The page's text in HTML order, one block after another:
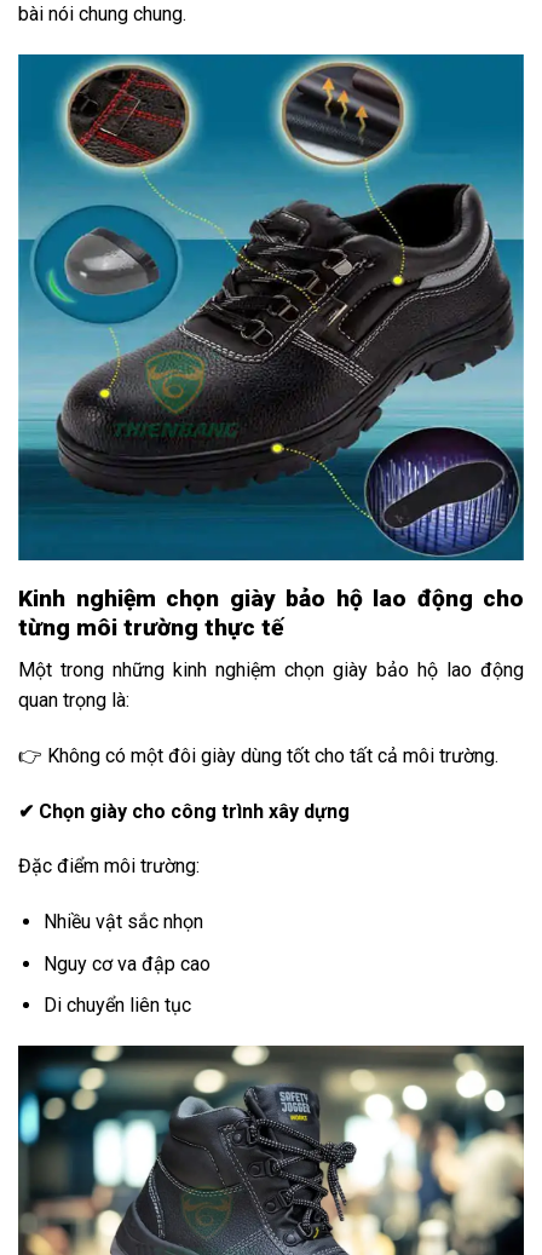
bài nói chung chung.
Kinh nghiệm chọn giày bảo hộ lao động cho
từng môi trường thực tế
Một trong những kinh nghiệm chọn giày bảo hộ lao động
quan trọng là:
👉 Không có một đôi giày dùng tốt cho tất cả môi trường.
✔ Chọn giày cho công trình xây dựng
Đặc điểm môi trường:
Nhiều vật sắc nhọn
Nguy cơ va đập cao
Di chuyển liên tục